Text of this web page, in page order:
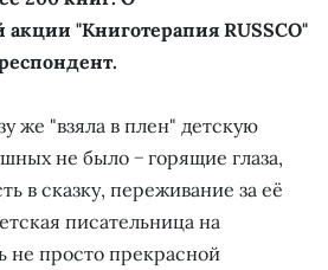
акции "Книготерапия RUSSCO"
же "взяла в плен" детскую
не было − горящие глаза,
в сказку, переживание за её
писательница на
не просто прекрасной